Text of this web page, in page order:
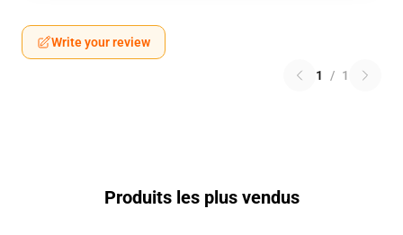
Write your review
1 / 1
Produits les plus vendus